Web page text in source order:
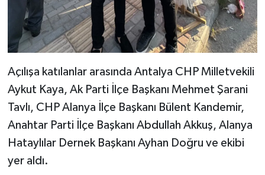
Açılışa katılanlar arasında Antalya CHP Milletvekili
Aykut Kaya, Ak Parti İlçe Başkanı Mehmet Şarani
Tavlı, CHP Alanya İlçe Başkanı Bülent Kandemir,
Anahtar Parti İlçe Başkanı Abdullah Akkuş, Alanya
Hataylılar Dernek Başkanı Ayhan Doğru ve ekibi
yer aldı.